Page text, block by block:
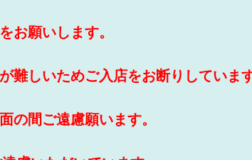
お願いします。
難しいためご入店をお断りしていま
の間ご遠慮願います。